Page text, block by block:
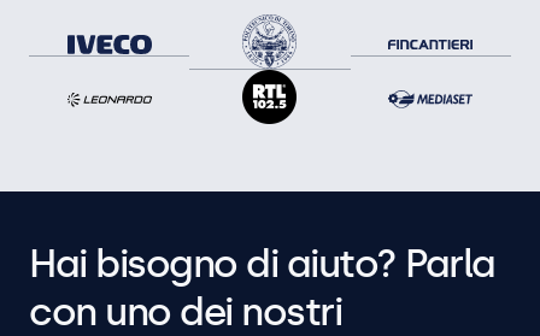
Hai bisogno di aiuto? Parla
con uno dei nostri